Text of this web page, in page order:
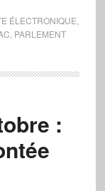
ÉLECTRONIQUE
PARLEMENT
: